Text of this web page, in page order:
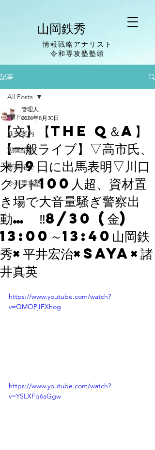
山岡鉄秀
情報戦略アナリスト
​令和専攻塾塾頭
記事
All Posts
新刊案内
動画紹介
寄稿紹介
令和専攻塾
All Posts
【文】【The Q＆A】
【一般ライブ】▽高市氏、
来月9日に出馬表明▽川口
クルド100人超、資材置
き場で大音量騒ぎ警察出
動… ‼︎8/30 (金)
13:00～13:40山岡鉄
秀×平井宏治×Saya×諸
井真英
管理人
2024年8月30日
https://www.youtube.com/watch?
v=QMOPjIFXhog
https://www.youtube.com/watch?
v=YSLXFq6aGgw